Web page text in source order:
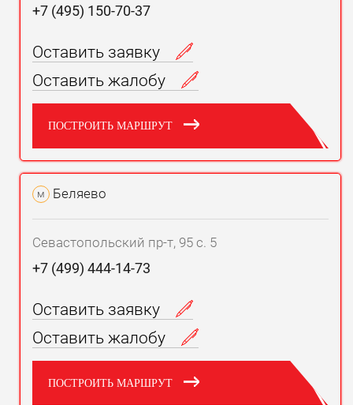
+7 (495) 150-70-37
Оставить заявку
Оставить жалобу
ПОСТРОИТЬ МАРШРУТ
м Беляево
Севастопольский пр-т, 95 с. 5
+7 (499) 444-14-73
Оставить заявку
Оставить жалобу
ПОСТРОИТЬ МАРШРУТ